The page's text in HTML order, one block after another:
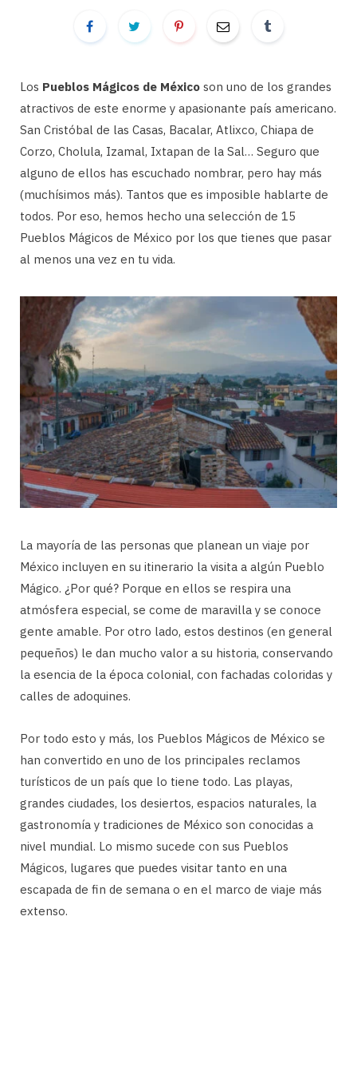
Los Pueblos Mágicos de México son uno de los grandes
atractivos de este enorme y apasionante país americano.
San Cristóbal de las Casas, Bacalar, Atlixco, Chiapa de
Corzo, Cholula, Izamal, Ixtapan de la Sal… Seguro que
alguno de ellos has escuchado nombrar, pero hay más
(muchísimos más). Tantos que es imposible hablarte de
todos. Por eso, hemos hecho una selección de 15
Pueblos Mágicos de México por los que tienes que pasar
al menos una vez en tu vida.
La mayoría de las personas que planean un viaje por
México incluyen en su itinerario la visita a algún Pueblo
Mágico. ¿Por qué? Porque en ellos se respira una
atmósfera especial, se come de maravilla y se conoce
gente amable. Por otro lado, estos destinos (en general
pequeños) le dan mucho valor a su historia, conservando
la esencia de la época colonial, con fachadas coloridas y
calles de adoquines.
Por todo esto y más, los Pueblos Mágicos de México se
han convertido en uno de los principales reclamos
turísticos de un país que lo tiene todo. Las playas,
grandes ciudades, los desiertos, espacios naturales, la
gastronomía y tradiciones de México son conocidas a
nivel mundial. Lo mismo sucede con sus Pueblos
Mágicos, lugares que puedes visitar tanto en una
escapada de fin de semana o en el marco de viaje más
extenso.